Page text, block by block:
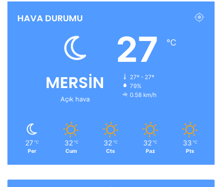
HAVA DURUMU
MERSİN
Açık hava
27 ℃
27º - 27º
79%
0.58 km/h
27 ℃
Per
32 ℃
Cum
32 ℃
Cts
32 ℃
Paz
33 ℃
Pts